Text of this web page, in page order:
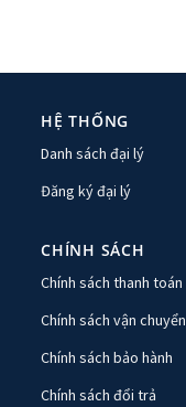
HỆ THỐNG
Danh sách đại lý
Đăng ký đại lý
CHÍNH SÁCH
Chính sách thanh toán
Chính sách vận chuyển
Chính sách bảo hành
Chính sách đổi trả